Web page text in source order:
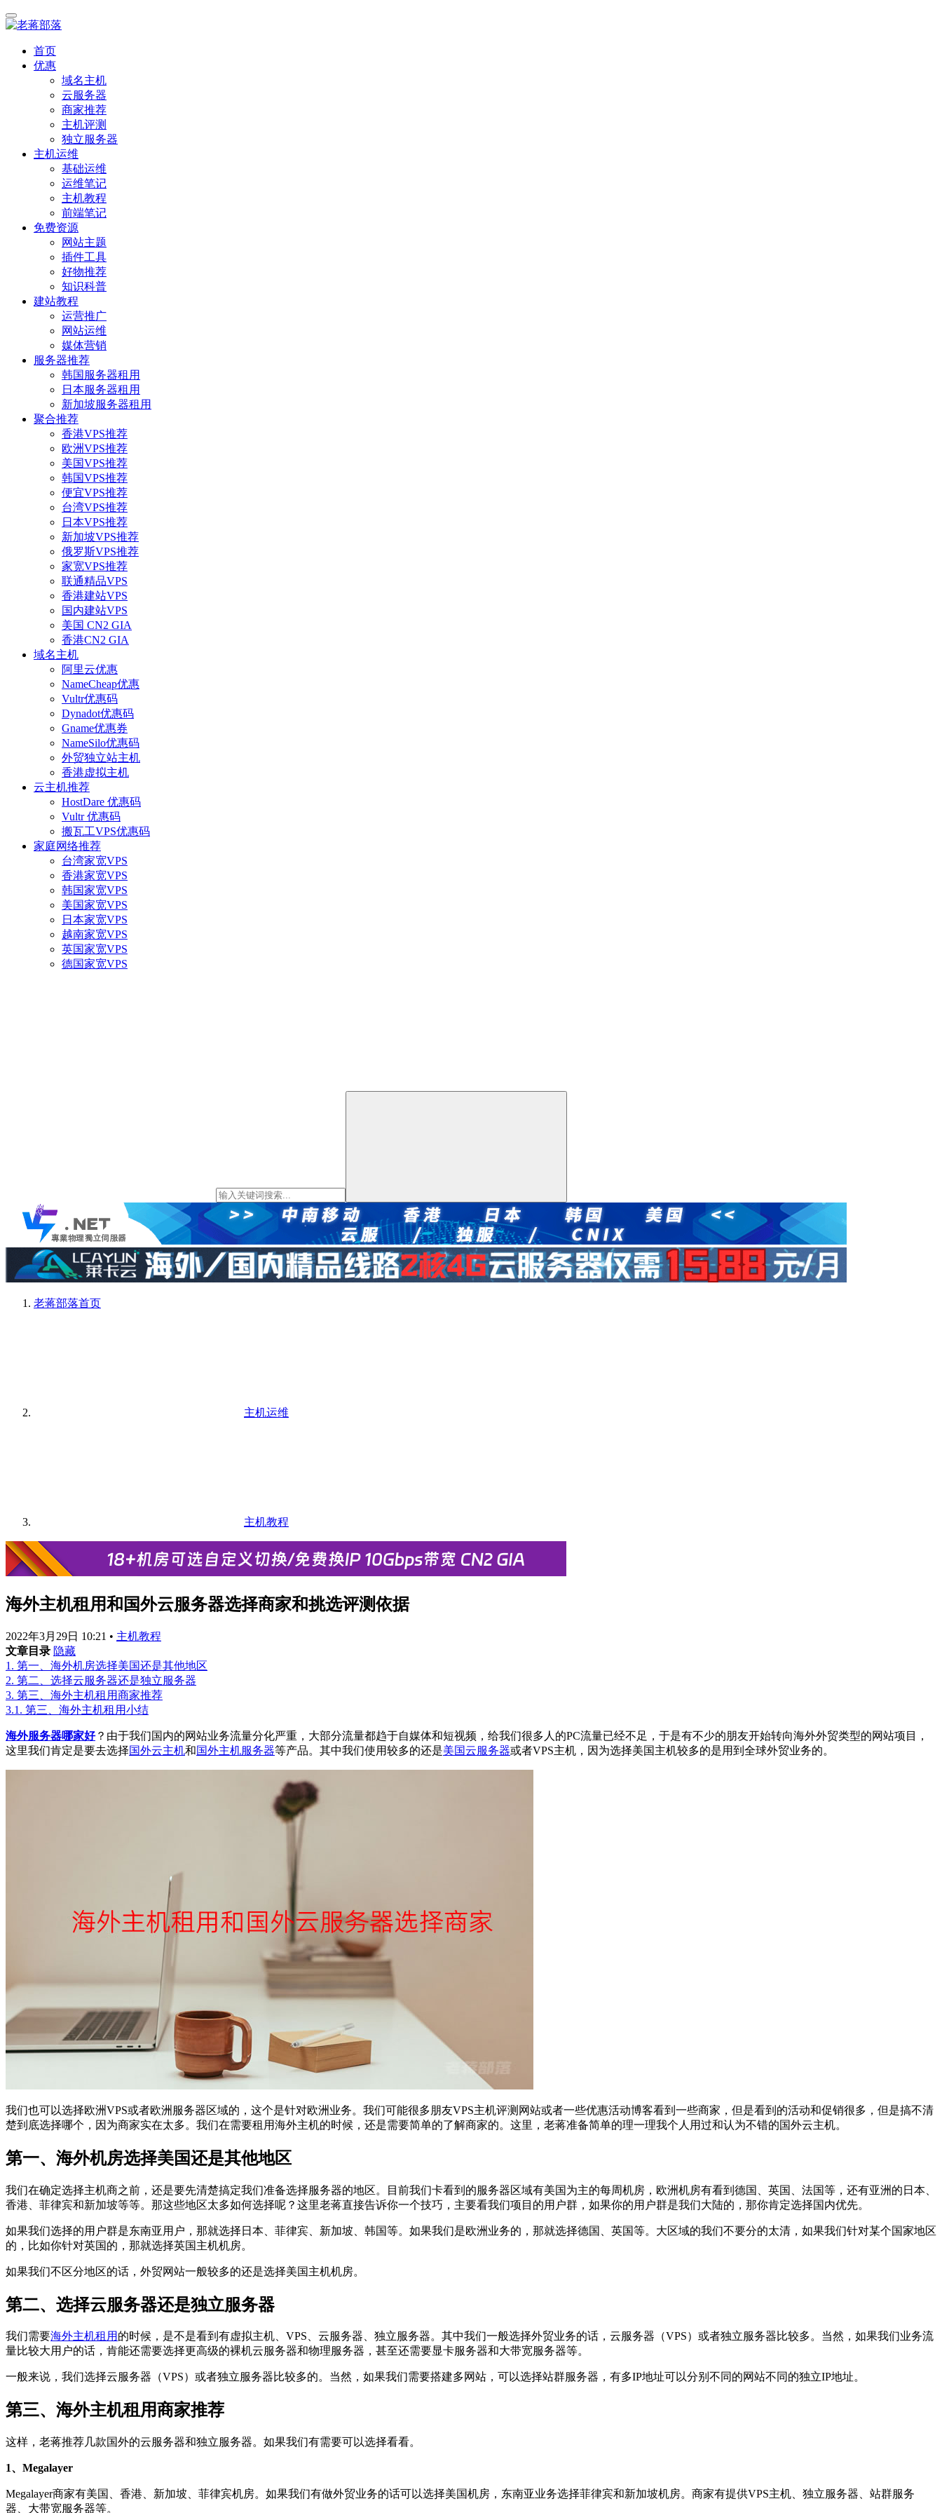
首页
优惠
域名主机
云服务器
商家推荐
主机评测
独立服务器
主机运维
基础运维
运维笔记
主机教程
前端笔记
免费资源
网站主题
插件工具
好物推荐
知识科普
建站教程
运营推广
网站运维
媒体营销
服务器推荐
韩国服务器租用
日本服务器租用
新加坡服务器租用
聚合推荐
香港VPS推荐
欧洲VPS推荐
美国VPS推荐
韩国VPS推荐
便宜VPS推荐
台湾VPS推荐
日本VPS推荐
新加坡VPS推荐
俄罗斯VPS推荐
家宽VPS推荐
联通精品VPS
香港建站VPS
国内建站VPS
美国 CN2 GIA
香港CN2 GIA
域名主机
阿里云优惠
NameCheap优惠
Vultr优惠码
Dynadot优惠码
Gname优惠券
NameSilo优惠码
外贸独立站主机
香港虚拟主机
云主机推荐
HostDare 优惠码
Vultr 优惠码
搬瓦工VPS优惠码
家庭网络推荐
台湾家宽VPS
香港家宽VPS
韩国家宽VPS
美国家宽VPS
日本家宽VPS
越南家宽VPS
英国家宽VPS
德国家宽VPS
老蒋部落首页
主机运维
主机教程
海外主机租用和国外云服务器选择商家和挑选评测依据
2022年3月29日 10:21 • 主机教程
文章目录 隐藏
1. 第一、海外机房选择美国还是其他地区
2. 第二、选择云服务器还是独立服务器
3. 第三、海外主机租用商家推荐
3.1. 第三、海外主机租用小结
海外服务器哪家好？由于我们国内的网站业务流量分化严重，大部分流量都趋于自媒体和短视频，给我们很多人的PC流量已经不足，于是有不少的朋友开始转向海外外贸类型的网站项目，
这里我们肯定是要去选择国外云主机和国外主机服务器等产品。其中我们使用较多的还是美国云服务器或者VPS主机，因为选择美国主机较多的是用到全球外贸业务的。
我们也可以选择欧洲VPS或者欧洲服务器区域的，这个是针对欧洲业务。我们可能很多朋友VPS主机评测网站或者一些优惠活动博客看到一些商家，但是看到的活动和促销很多，但是搞不清
楚到底选择哪个，因为商家实在太多。我们在需要租用海外主机的时候，还是需要简单的了解商家的。这里，老蒋准备简单的理一理我个人用过和认为不错的国外云主机。
第一、海外机房选择美国还是其他地区
我们在确定选择主机商之前，还是要先清楚搞定我们准备选择服务器的地区。目前我们卡看到的服务器区域有美国为主的每周机房，欧洲机房有看到德国、英国、法国等，还有亚洲的日本、
香港、菲律宾和新加坡等等。那这些地区太多如何选择呢？这里老蒋直接告诉你一个技巧，主要看我们项目的用户群，如果你的用户群是我们大陆的，那你肯定选择国内优先。
如果我们选择的用户群是东南亚用户，那就选择日本、菲律宾、新加坡、韩国等。如果我们是欧洲业务的，那就选择德国、英国等。大区域的我们不要分的太清，如果我们针对某个国家地区
的，比如你针对英国的，那就选择英国主机机房。
如果我们不区分地区的话，外贸网站一般较多的还是选择美国主机机房。
第二、选择云服务器还是独立服务器
我们需要海外主机租用 的时候，是不是看到有虚拟主机、VPS、云服务器、独立服务器。其中我们一般选择外贸业务的话，云服务器（VPS）或者独立服务器比较多。当然，如果我们业务流
量比较大用户的话，肯能还需要选择更高级的裸机云服务器和物理服务器，甚至还需要显卡服务器和大带宽服务器等。
一般来说，我们选择云服务器（VPS）或者独立服务器比较多的。当然，如果我们需要搭建多网站，可以选择站群服务器，有多IP地址可以分别不同的网站不同的独立IP地址。
第三、海外主机租用商家推荐
这样，老蒋推荐几款国外的云服务器和独立服务器。如果我们有需要可以选择看看。
1、Megalayer
Megalayer商家有美国、香港、新加坡、菲律宾机房。如果我们有做外贸业务的话可以选择美国机房，东南亚业务选择菲律宾和新加坡机房。商家有提供VPS主机、独立服务器、站群服务
器、大带宽服务器等。